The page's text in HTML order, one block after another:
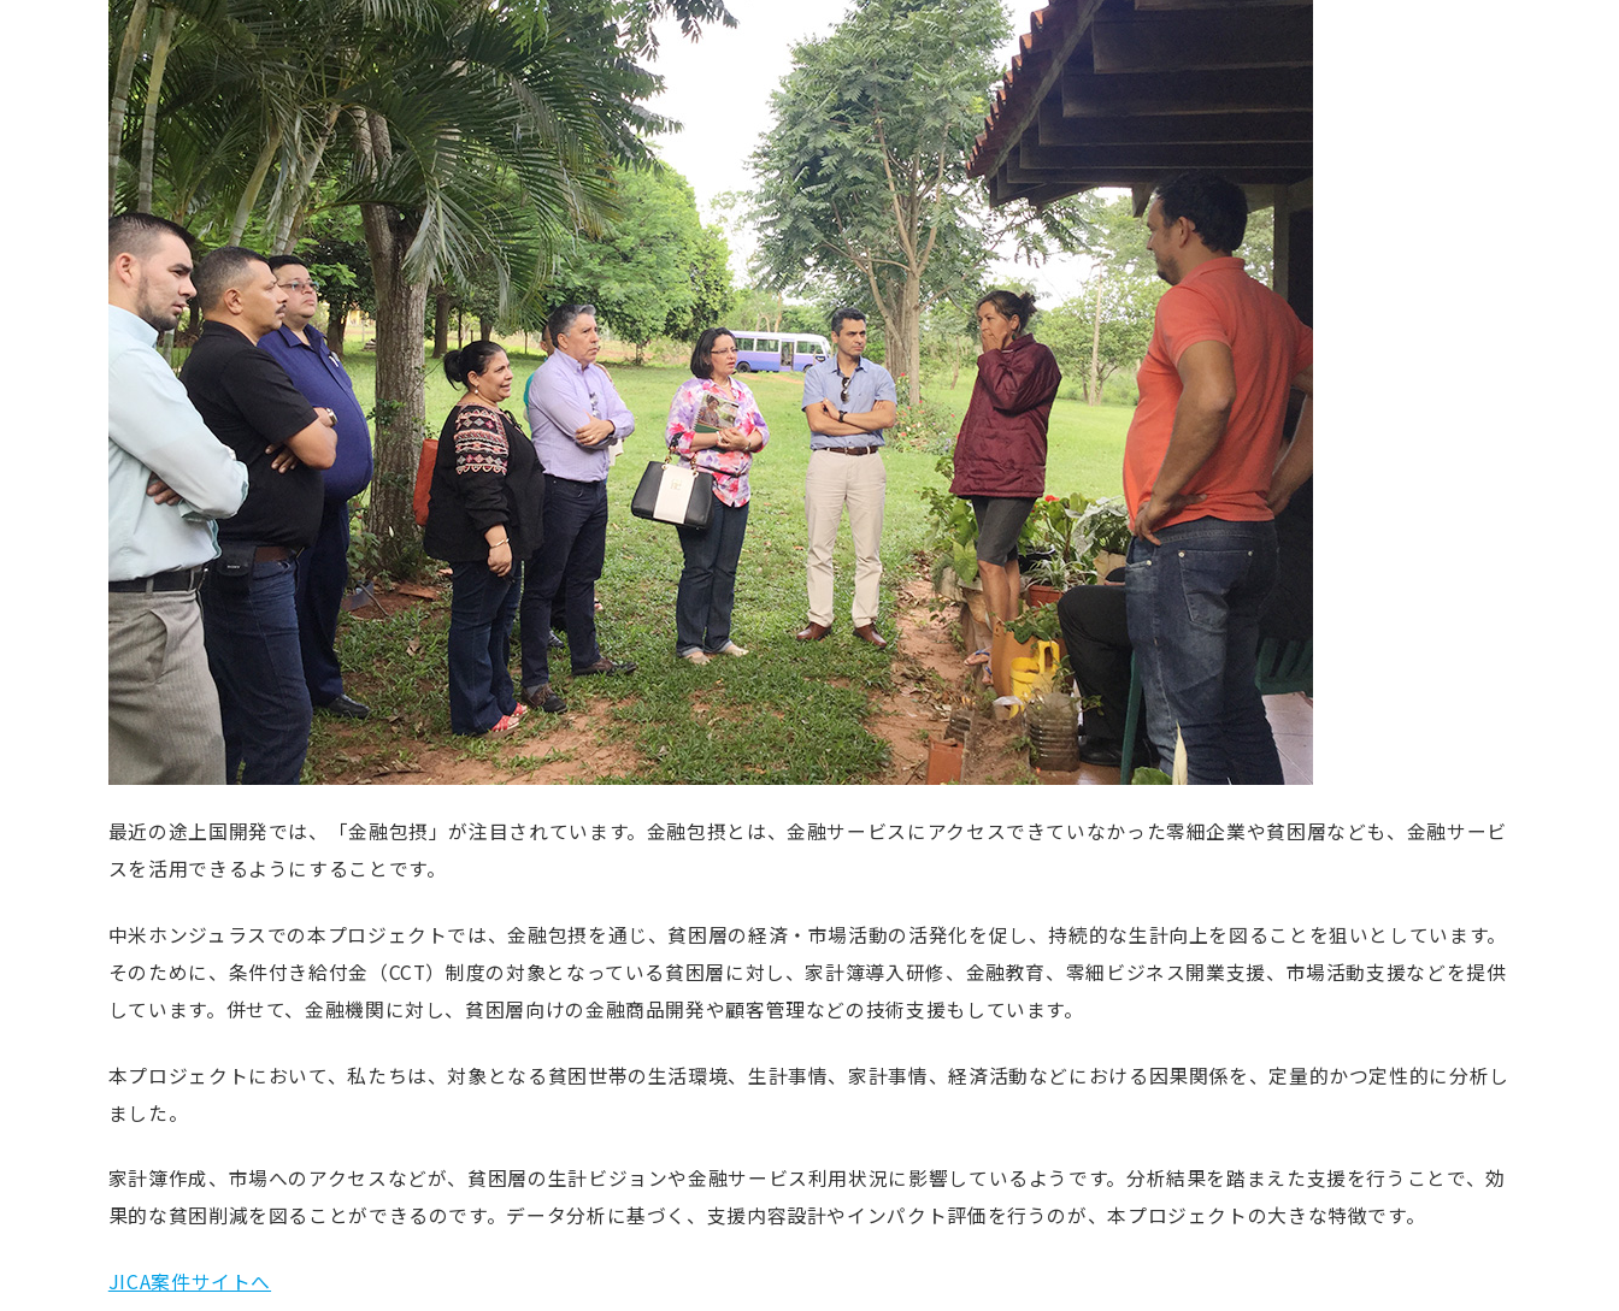
最近の途上国開発では、「金融包摂」が注目されています。金融包摂とは、金融サービスにアクセスできていなかった零細企業や貧困層なども、金融サービ
スを活用できるようにすることです。
中米ホンジュラスでの本プロジェクトでは、金融包摂を通じ、貧困層の経済・市場活動の活発化を促し、持続的な生計向上を図ることを狙いとしています。
そのために、条件付き給付金（CCT）制度の対象となっている貧困層に対し、家計簿導入研修、金融教育、零細ビジネス開業支援、市場活動支援などを提供
しています。併せて、金融機関に対し、貧困層向けの金融商品開発や顧客管理などの技術支援もしています。
本プロジェクトにおいて、私たちは、対象となる貧困世帯の生活環境、生計事情、家計事情、経済活動などにおける因果関係を、定量的かつ定性的に分析し
ました。
家計簿作成、市場へのアクセスなどが、貧困層の生計ビジョンや金融サービス利用状況に影響しているようです。分析結果を踏まえた支援を行うことで、効
果的な貧困削減を図ることができるのです。データ分析に基づく、支援内容設計やインパクト評価を行うのが、本プロジェクトの大きな特徴です。
JICA案件サイトへ